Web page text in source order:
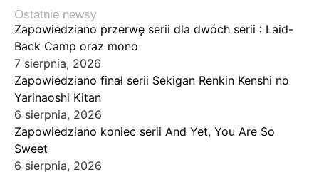
Ostatnie newsy
Zapowiedziano przerwę serii dla dwóch serii : Laid-
Back Camp oraz mono
7 sierpnia, 2026
Zapowiedziano finał serii Sekigan Renkin Kenshi no
Yarinaoshi Kitan
6 sierpnia, 2026
Zapowiedziano koniec serii And Yet, You Are So
Sweet
6 sierpnia, 2026